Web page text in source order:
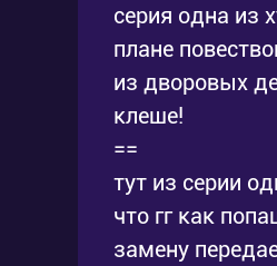
серия одна из
плане
из дворовых
клеше!
==
тут из серии
что гг как
замену